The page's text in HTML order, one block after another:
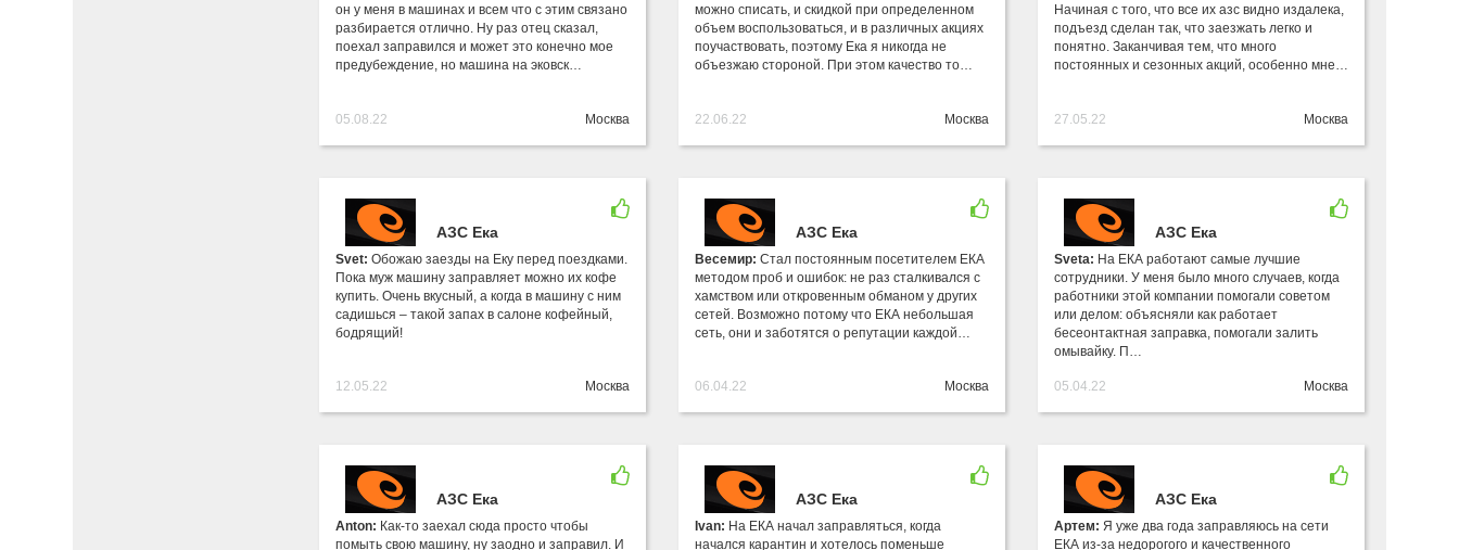
он у меня в машинах и всем что с этим связано
разбирается отлично. Ну раз отец сказал,
поехал заправился и может это конечно мое
предубеждение, но машина на эковск…
05.08.22 Москва
можно списать, и скидкой при определенном
объем воспользоваться, и в различных акциях
поучаствовать, поэтому Ека я никогда не
объезжаю стороной. При этом качество то…
22.06.22 Москва
Начиная с того, что все их азс видно издалека,
подъезд сделан так, что заезжать легко и
понятно. Заканчивая тем, что много
постоянных и сезонных акций, особенно мне…
27.05.22 Москва
АЗС Ека
Svet: Обожаю заезды на Еку перед поездками.
Пока муж машину заправляет можно их кофе
купить. Очень вкусный, а когда в машину с ним
садишься – такой запах в салоне кофейный,
бодрящий!
12.05.22 Москва
АЗС Ека
Весемир: Стал постоянным посетителем ЕКА
методом проб и ошибок: не раз сталкивался с
хамством или откровенным обманом у других
сетей. Возможно потому что ЕКА небольшая
сеть, они и заботятся о репутации каждой…
06.04.22 Москва
АЗС Ека
Sveta: На ЕКА работают самые лучшие
сотрудники. У меня было много случаев, когда
работники этой компании помогали советом
или делом: объясняли как работает
бесеонтактная заправка, помогали залить
омывайку. П…
05.04.22 Москва
АЗС Ека
Anton: Как-то заехал сюда просто чтобы
помыть свою машину, ну заодно и заправил. И
АЗС Ека
Ivan: На ЕКА начал заправляться, когда
начался карантин и хотелось поменьше
АЗС Ека
Артем: Я уже два года заправляюсь на сети
ЕКА из-за недорогого и качественного